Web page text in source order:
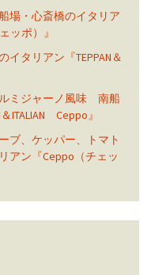
・心斎橋のイタリア
ッポ）』
タリアン『TEPPAN＆
ミジャーノ風味 南船
ITALIAN Ceppo』
ブ、ケッパー、トマト
ン『Ceppo（チェッ